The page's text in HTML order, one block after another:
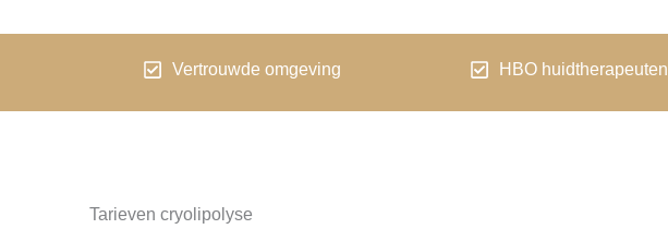
Vertrouwde omgeving HBO huidtherapeuten
Tarieven cryolipolyse